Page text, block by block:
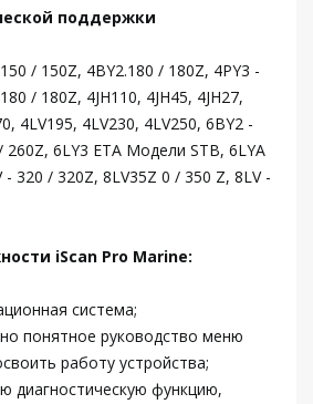
поддержки
/ 150Z, 4BY2.180 / 180Z, 4PY3 -
/ 180Z, 4JH110, 4JH45, 4JH27,
4LV195, 4LV230, 4LV250, 6BY2 -
260Z, 6LY3 ETA Модели STB, 6LYA
- 320 / 320Z, 8LV35Z 0 / 350 Z, 8LV -
iScan Pro Marine:
система;
понятное руководство меню
работу устройства;
диагностическую функцию,